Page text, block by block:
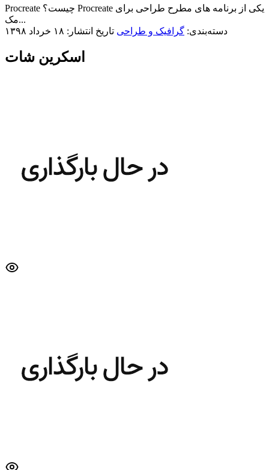
Procreate چیست؟ Procreate یکی از برنامه های مطرح طراحی برای
مک...
دسته‌بندی: گرافیک و طراحی تاریخ انتشار: ۱۸ خرداد ۱۳۹۸
اسکرین شات